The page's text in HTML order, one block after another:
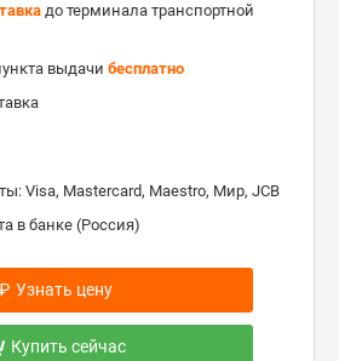
до терминала транспортной
выдачи бесплатно
Visa, Mastercard, Maestro, Мир, JCB
в банке (Россия)
₽ Узнать цену
Купить сейчас